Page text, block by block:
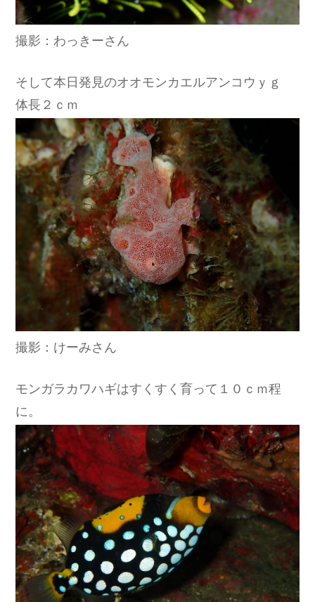
撮影：わっきーさん
そして本日発見のオオモンカエルアンコウｙｇ
体長２ｃｍ
撮影：けーみさん
モンガラカワハギはすくすく育って１０ｃｍ程
に。